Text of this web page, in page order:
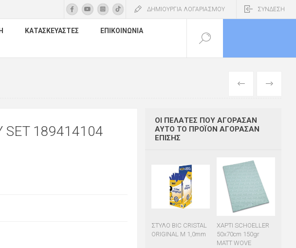
ΔΗΜΙΟΥΡΓΙΑ ΛΟΓΑΡΙΑΣΜΟΥ ΣΥΝΔΕΣΗ
ΚΑΤΑΣΚΕΥΑΣΤΈΣ
ΕΠΙΚΟΙΝΩΝΊΑ
ΕΠΌΜΕΝΟ
SET 189414104
ΟΙ ΠΕΛΆΤΕΣ ΠΟΥ ΑΓΌΡΑΣΑΝ
ΑΥΤΌ ΤΟ ΠΡΟΪΌΝ ΑΓΌΡΑΣΑΝ
ΕΠΊΣΗΣ
ΣΤΥΛΟ BIC CRISTAL
ORIGINAL M 1,0mm
ΧΑΡΤΙ SCHOELLER
50x70cm 150gr
MATT WOVE